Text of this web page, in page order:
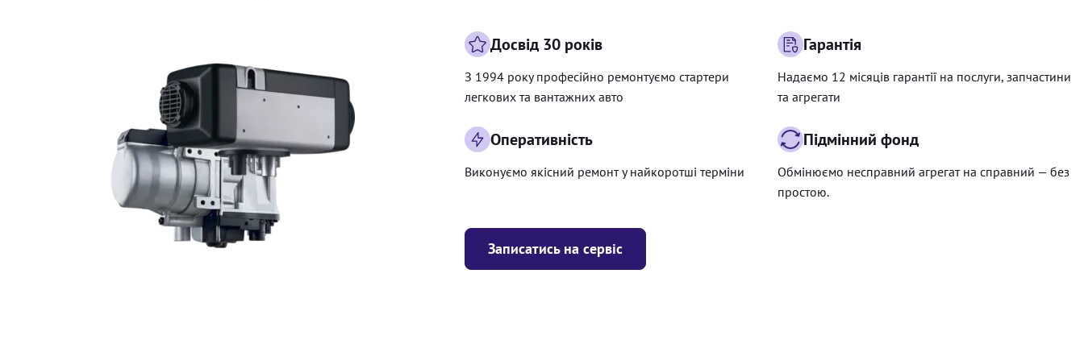
Записатись на сервіс
Досвід 30 років
З 1994 року професійно ремонтуємо стартери
легкових та вантажних авто
Гарантія
Надаємо 12 місяців гарантії на послуги, запчастини
та агрегати
Оперативність
Виконуємо якісний ремонт у найкоротші терміни
Підмінний фонд
Обмінюємо несправний агрегат на справний — без
простою.